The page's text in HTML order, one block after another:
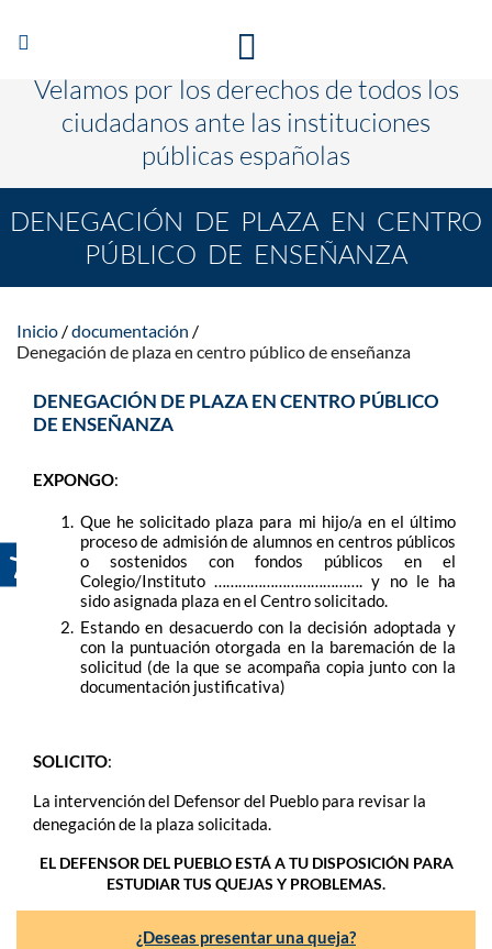
Abrir/Cerrar
navegación
TE ESCUCHAMOS PARA QUE CAMBIEN LAS COSAS
Velamos por los derechos de todos los
ciudadanos ante las instituciones
públicas españolas
DENEGACIÓN DE PLAZA EN CENTRO
PÚBLICO DE ENSEÑANZA
Inicio
documentación
Denegación de plaza en centro público de enseñanza
DENEGACIÓN DE PLAZA EN CENTRO PÚBLICO
DE ENSEÑANZA
EXPONGO:
Que he solicitado plaza para mi hijo/a en el último
proceso de admisión de alumnos en centros públicos
o sostenidos con fondos públicos en el
Colegio/Instituto ………………………………. y no le ha
sido asignada plaza en el Centro solicitado.
Estando en desacuerdo con la decisión adoptada y
con la puntuación otorgada en la baremación de la
solicitud (de la que se acompaña copia junto con la
documentación justificativa)
SOLICITO:
La intervención del Defensor del Pueblo para revisar la
denegación de la plaza solicitada.
EL DEFENSOR DEL PUEBLO ESTÁ A TU DISPOSICIÓN PARA
ESTUDIAR TUS QUEJAS Y PROBLEMAS.
¿Deseas presentar una queja?